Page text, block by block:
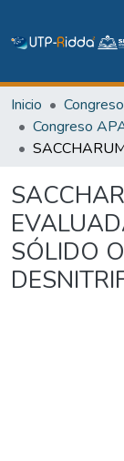
Inicio
Congreso
SÓLIDO